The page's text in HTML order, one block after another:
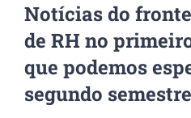
Notícias do
de RH no
que podemos
segundo